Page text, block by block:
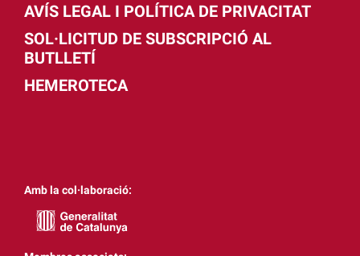
AVÍS LEGAL I POLÍTICA DE PRIVACITAT
SOL·LICITUD DE SUBSCRIPCIÓ AL
BUTLLETÍ
HEMEROTECA
Amb la col·laboració: